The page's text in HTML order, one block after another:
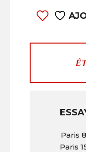
Paris 8
Paris